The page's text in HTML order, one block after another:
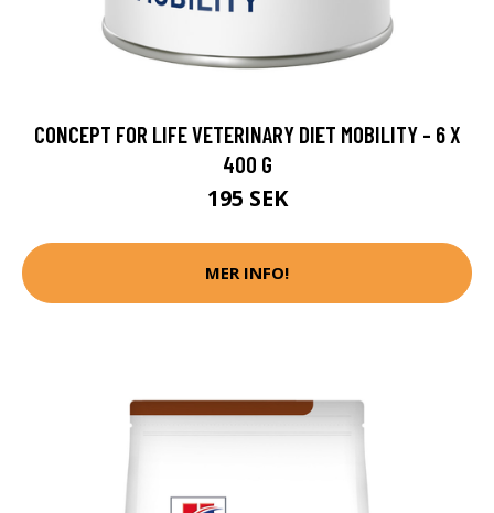
CONCEPT FOR LIFE VETERINARY DIET MOBILITY - 6 X
400 G
195 SEK
MER INFO!